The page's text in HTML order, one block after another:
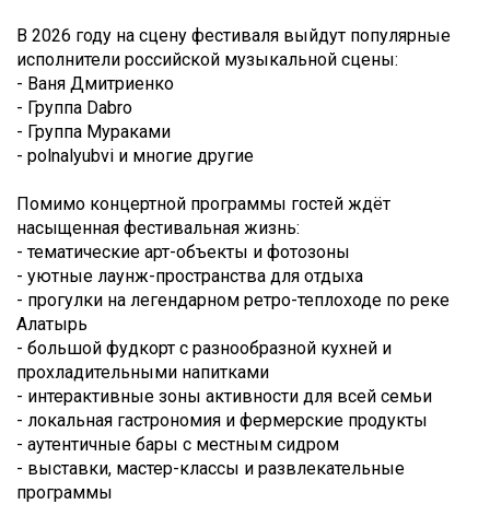
В 2026 году на сцену фестиваля выйдут популярные
исполнители российской музыкальной сцены:
- Ваня Дмитриенко
- Группа Dabro
- Группа Мураками
- polnalyubvi и многие другие
Помимо концертной программы гостей ждёт
насыщенная фестивальная жизнь:
- тематические арт-объекты и фотозоны
- уютные лаунж-пространства для отдыха
- прогулки на легендарном ретро-теплоходе по реке
Алатырь
- большой фудкорт с разнообразной кухней и
прохладительными напитками
- интерактивные зоны активности для всей семьи
- локальная гастрономия и фермерские продукты
- аутентичные бары с местным сидром
- выставки, мастер-классы и развлекательные
программы